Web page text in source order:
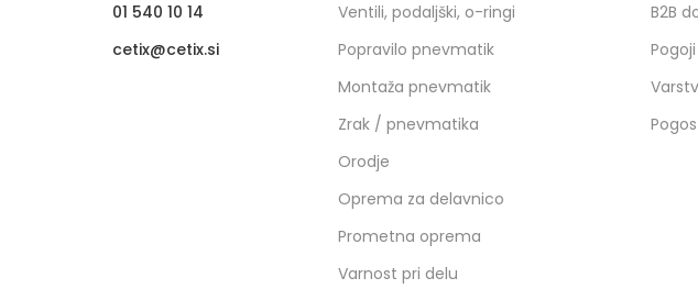
01 540 10 14
cetix
cetix.si
Ventili, podaljški, o-ringi
Popravilo pnevmatik
Montaža pnevmatik
Zrak / pnevmatika
Orodje
Oprema za delavnico
Prometna oprema
Varnost pri delu
B2B